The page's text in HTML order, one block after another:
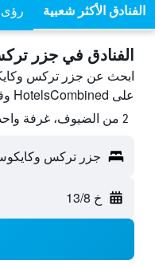
رؤى
الفنادق في جزر
ابحث عن جزر تركس
على HotelsCombined وقارن بينها ووفّر.
2 من الضيوف، غرفة واحدة
جزر تركس
خ 13/8